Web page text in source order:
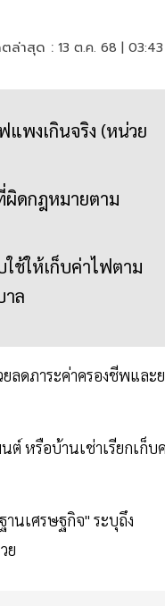
ตล่าสุด : 13 ต.ค. 68 |
พงเกินจริง (หน่วย
ผิดกฎหมายตาม
ช้ให้เก็บค่าไฟตาม
าล
ลดภาระค่าครองชีพและ
หรือบ้านเช่าเรียกเก็บ
นเศรษฐกิจ" ระบุถึง
ย